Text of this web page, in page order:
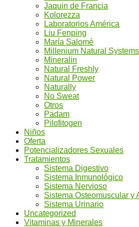
Jaquin de Francia
Kolorezza
Laboratorios América
Liu Fenping
María Salomé
Millenium Natural Systems
Mineralin
Natural Freshly
Natural Power
Naturally
No Sweat
Otros
Padam
Pilofitogen
Niños
Oferta
Potencializadores Sexuales
Tratamientos
Sistema Digestivo
Sistema Inmunológico
Sistema Nervioso
Sistema Osteomuscular y
Sistema Urinario
Uncategorized
Vitaminas y Minerales